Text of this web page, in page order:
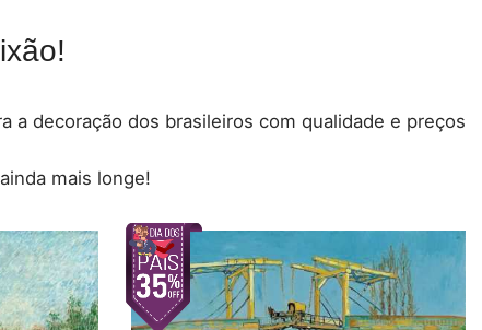
a decoração dos brasileiros com qualidade e preços
mais longe!